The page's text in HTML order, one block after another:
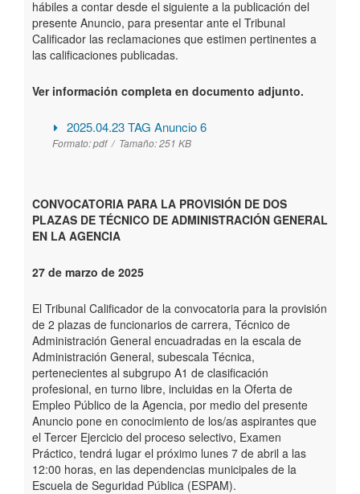
hábiles a contar desde el siguiente a la publicación del
presente Anuncio, para presentar ante el Tribunal
Calificador las reclamaciones que estimen pertinentes a
las calificaciones publicadas.
Ver información completa en documento adjunto.
2025.04.23 TAG Anuncio 6
Formato:pdf / Tamaño:251 KB
CONVOCATORIA PARA LA PROVISIÓN DE DOS
PLAZAS DE TÉCNICO DE ADMINISTRACIÓN GENERAL
EN LA AGENCIA
27 de marzo de 2025
El Tribunal Calificador de la convocatoria para la provisión
de 2 plazas de funcionarios de carrera, Técnico de
Administración General encuadradas en la escala de
Administración General, subescala Técnica,
pertenecientes al subgrupo A1 de clasificación
profesional, en turno libre, incluidas en la Oferta de
Empleo Público de la Agencia, por medio del presente
Anuncio pone en conocimiento de los/as aspirantes que
el Tercer Ejercicio del proceso selectivo, Examen
Práctico, tendrá lugar el próximo lunes 7 de abril a las
12:00 horas, en las dependencias municipales de la
Escuela de Seguridad Pública (ESPAM).